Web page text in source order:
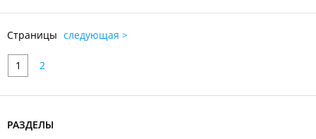
Страницы следующая >
1 2
РАЗДЕЛЫ